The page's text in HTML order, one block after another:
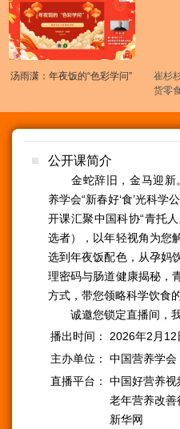
汤雨潇：年夜饭的“色彩学问”
崔杉
货零
公开课简介
金蛇辞旧，金马迎新
养学会“新春好‘食’光科学
开课汇聚中国科协“青托
选者），以年轻视角为您
选到年夜饭配色，从孕妈
理密码与肠道健康揭秘，
方式，带您领略科学饮食的
诚邀您锁定直播间，我
播出时间：
2026年2月
主办单位：
中国营养学会
直播平台：
中国好营养视
老年营养改善
新华网